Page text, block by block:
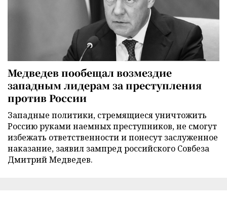
Медведев пообещал возмездие
западным лидерам за преступления
против России
Западные политики, стремящиеся уничтожить
Россию руками наемных преступников, не смогут
избежать ответственности и понесут заслуженное
наказание, заявил зампред российского Совбеза
Дмитрий Медведев.